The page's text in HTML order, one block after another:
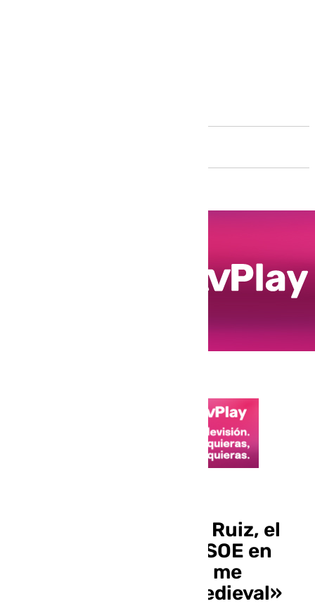
Así se define Mariano Ruiz, el
nuevo portavoz del PSOE en
Málaga: «Soy un friki, me
encanta la cultura medieval»